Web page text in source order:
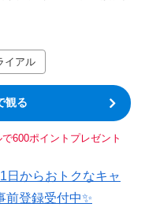
イアル
観る
600ポイントプレゼント
日からおトクなキャ
前登録受付中✨